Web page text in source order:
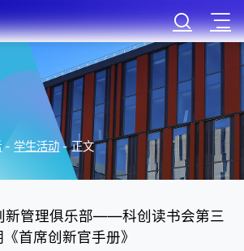
-学生活动-正文
新管理俱乐部——科创读书会第三
《首席创新官手册》